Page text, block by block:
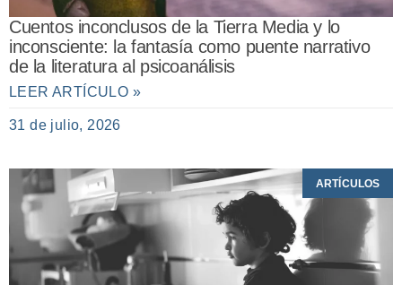
Cuentos inconclusos de la Tierra Media y lo
inconsciente: la fantasía como puente narrativo
de la literatura al psicoanálisis
LEER ARTÍCULO »
31 de julio, 2026
ARTÍCULOS